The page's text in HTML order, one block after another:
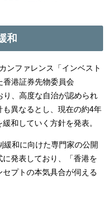
和
ンファレンス「インベスト
香港証券先物委員会
り、高度な自治が認められ
異なるとし、現在の約4年
和していく方針を発表。
緩和に向けた専門家の公開
発表しており、「香港を
プトの本気具合が伺える